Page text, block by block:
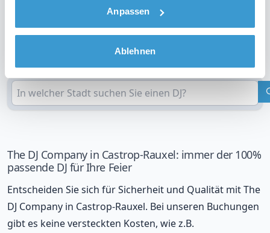
Anpassen
Ablehnen
The DJ Company in Castrop-Rauxel: immer der 100%
passende DJ für Ihre Feier
Entscheiden Sie sich für Sicherheit und Qualität mit The
DJ Company in Castrop-Rauxel. Bei unseren Buchungen
gibt es keine versteckten Kosten, wie z.B.